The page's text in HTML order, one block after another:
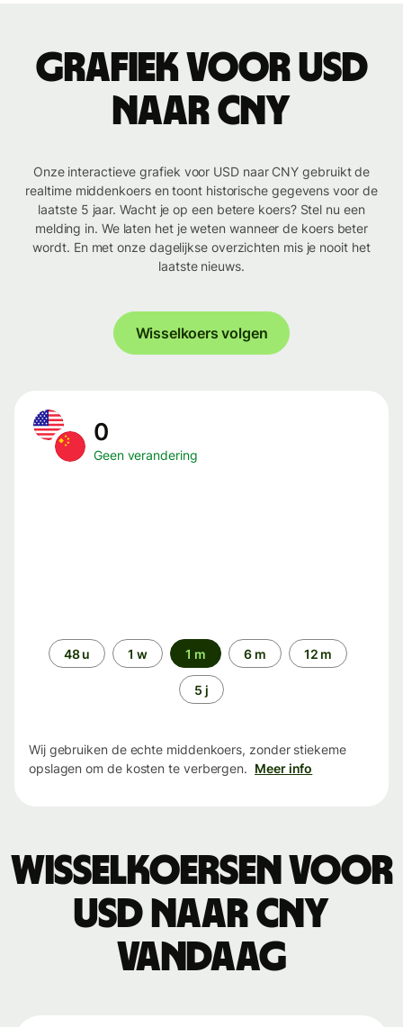
Grafiek voor USD
naar CNY
Onze interactieve grafiek voor USD naar CNY gebruikt de
realtime middenkoers en toont historische gegevens voor de
laatste 5 jaar. Wacht je op een betere koers? Stel nu een
melding in. We laten het je weten wanneer de koers beter
wordt. En met onze dagelijkse overzichten mis je nooit het
laatste nieuws.
Wisselkoers volgen
0
Geen verandering
Periode48 u 1 w 1 m 6 m 12 m
5 j
Wij gebruiken de echte middenkoers, zonder stiekeme
opslagen om de kosten te verbergen. Meer info
Wisselkoersen voor
USD naar CNY
vandaag